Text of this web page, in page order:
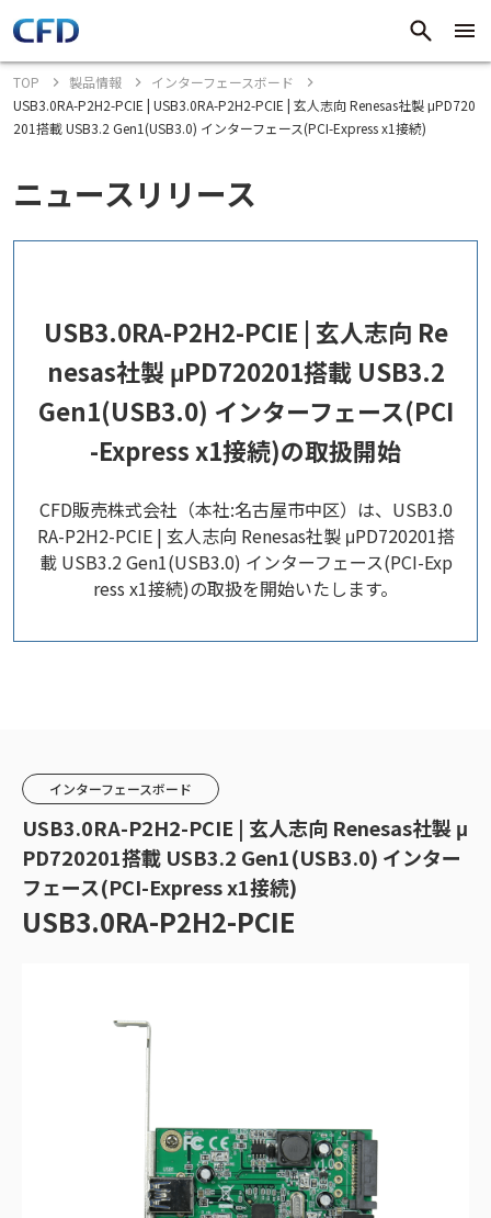
TOP 製品情報
インターフェースボード
USB3.0RA-P2H2-PCIE | USB3.0RA-P2H2-PCIE | 玄人志向 Renesas社製 μPD720
201搭載 USB3.2 Gen1(USB3.0) インターフェース(PCI-Express x1接続)
ニュースリリース
USB3.0RA-P2H2-PCIE | 玄人志向 Re
nesas社製 μPD720201搭載 USB3.2
Gen1(USB3.0) インターフェース(PCI
-Express x1接続)の取扱開始
CFD販売株式会社（本社:名古屋市中区）は、USB3.0
RA-P2H2-PCIE | 玄人志向 Renesas社製 μPD720201搭
載 USB3.2 Gen1(USB3.0) インターフェース(PCI-Exp
ress x1接続)の取扱を開始いたします。
インターフェースボード
USB3.0RA-P2H2-PCIE | 玄人志向 Renesas社製 μ
PD720201搭載 USB3.2 Gen1(USB3.0) インター
フェース(PCI-Express x1接続)
USB3.0RA-P2H2-PCIE